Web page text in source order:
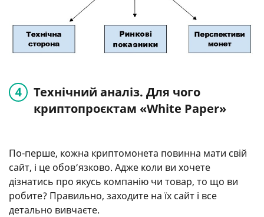
Технічний аналіз. Для чого
криптопроєктам «White Paper»
По-перше, кожна криптомонета повинна мати свій
сайт, і це обов‘язково. Адже коли ви хочете
дізнатись про якусь компанію чи товар, то що ви
робите? Правильно, заходите на їх сайт і все
детально вивчаєте.